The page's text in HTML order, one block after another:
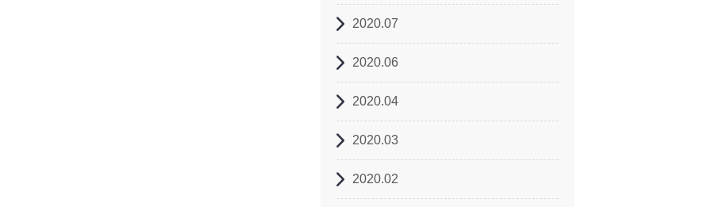
2020.07
2020.06
2020.04
2020.03
2020.02